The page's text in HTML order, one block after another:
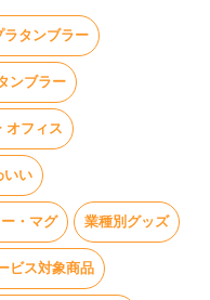
ラタンブラー
ンブラー
オフィス
いい
・マグ 業種別グッズ
ビス対象商品